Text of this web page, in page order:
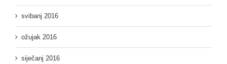
svibanj 2016
ožujak 2016
siječanj 2016